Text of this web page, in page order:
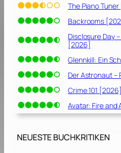
The Piano
Backrooms
Disclosure Day
[2026]
Glennkill: Ein
Der Astronaut –
Crime 101 [2026]
Avatar: Fire and
NEUESTE BUCHKRITIKEN